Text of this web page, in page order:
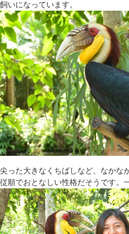
飼いになっています。
尖った大きなくちばしなど、なかな
従順でおとなしい性格だそうです。